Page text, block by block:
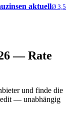
aktuellØ 3,5
—Rate
und finde die
— unabhängig